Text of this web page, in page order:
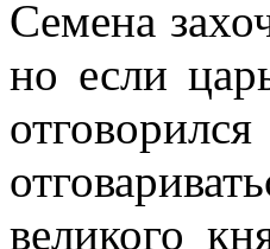
Семена
но если
великого